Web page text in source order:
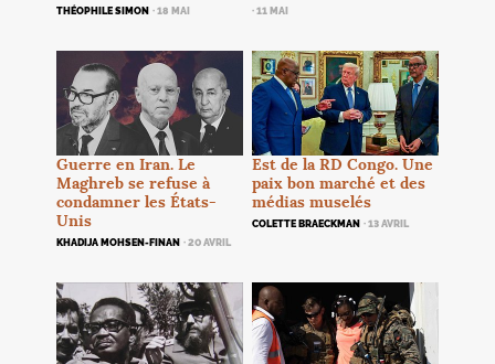
THÉOPHILE SIMON · 18 MAI
· 11 MAI
Guerre en Iran. Le
Maghreb se refuse à
condamner les États-
Unis
KHADIJA MOHSEN-FINAN · 20 AVRIL
Est de laRD Congo. Une
paix bon marché et des
médias muselés
COLETTE BRAECKMAN · 13 AVRIL